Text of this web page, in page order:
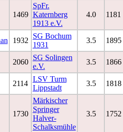
1469
SpFr.
Katernberg
1913 e.V.
4.0 1181
1932
SG Bochum
1931
3.5 1895
2060
SG Solingen
e.V.
3.5 1866
2114
LSV Turm
Lippstadt
3.5 1818
1730
Märkischer
Springer
Halver-
Schalksmühle
3.5 1752